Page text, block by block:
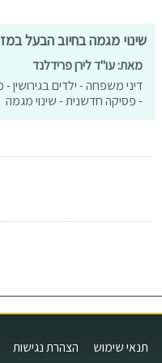
שינוי מגמה בחיוב הבעל
מאת: עו"ד לירן פרידלנד
דיני משפחה - ילדים בגירושין
- פסיקה חדשנית - שינוי מגמה
תנאי שימוש הצהרת נגישות